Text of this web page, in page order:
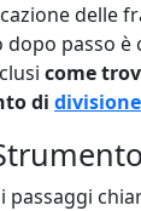
delle
passo è
come
di
passaggi